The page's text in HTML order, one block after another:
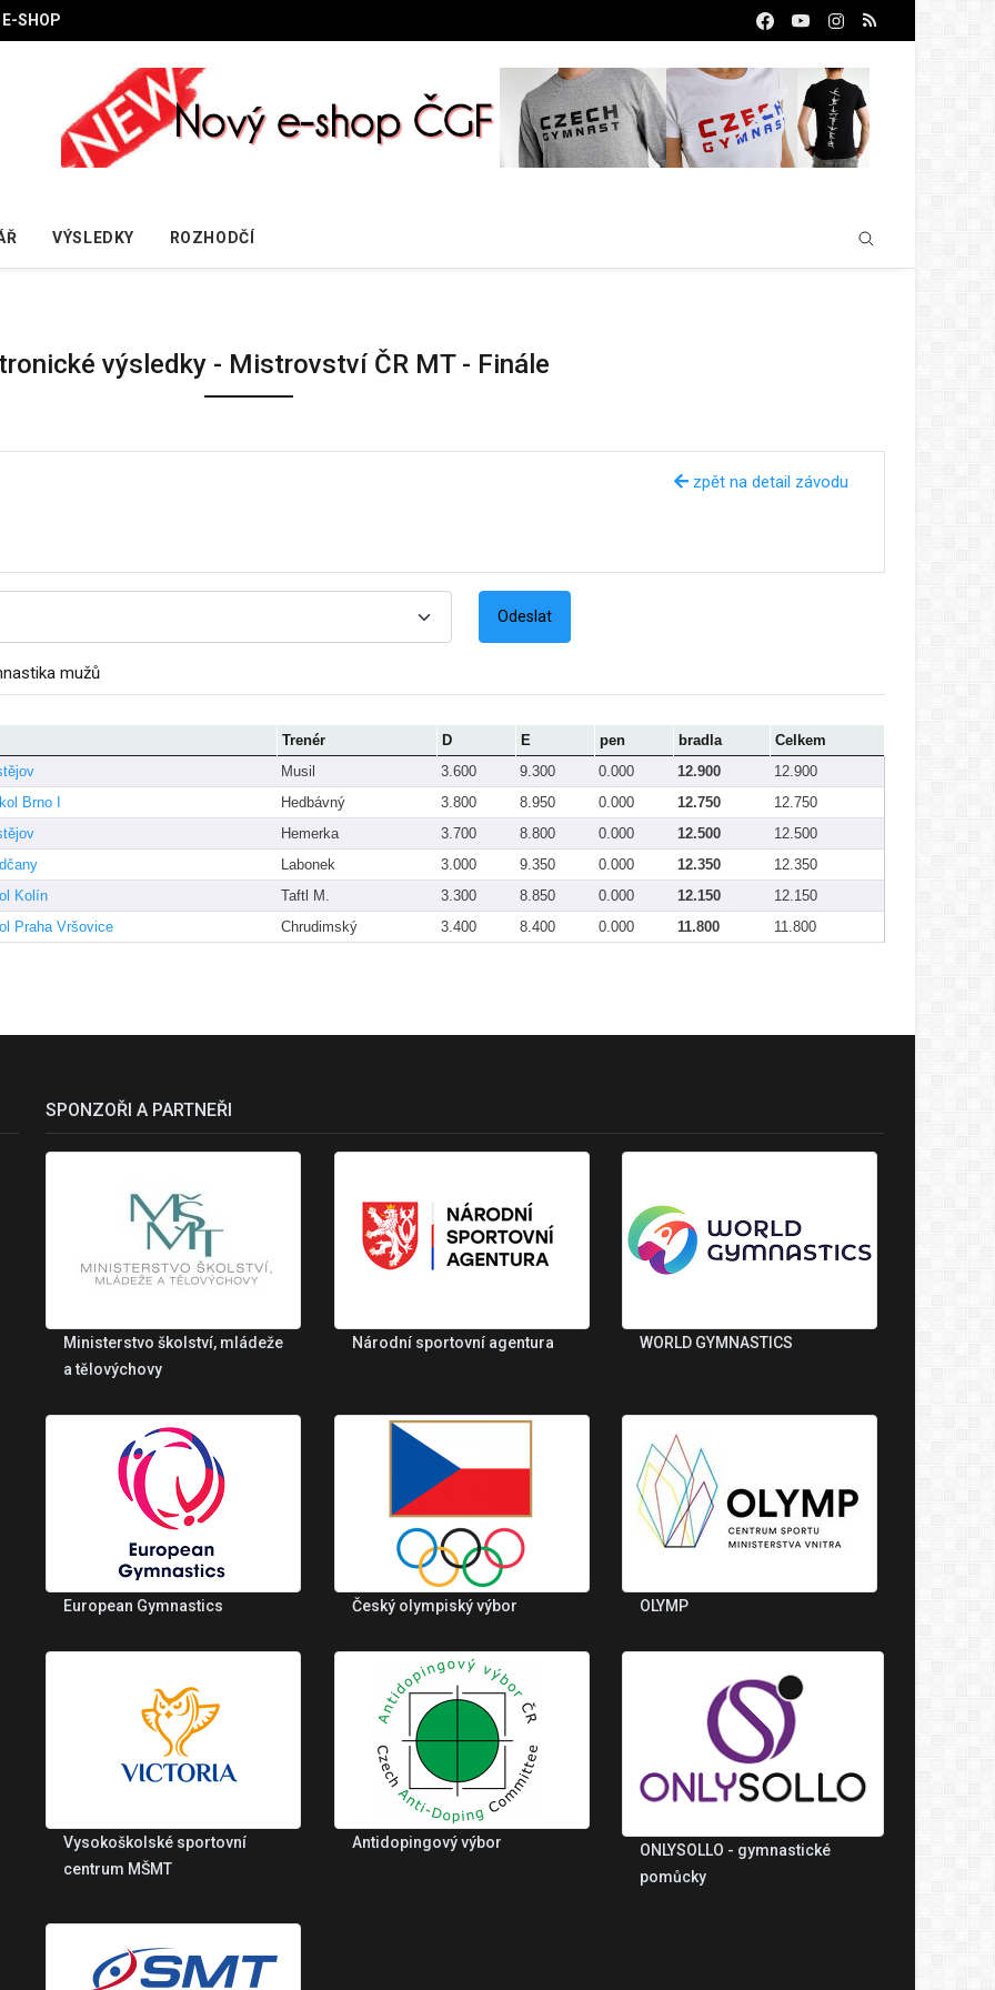
E-SHOP
VÝSLEDKY ROZHODČÍ
výsledky - Mistrovství ČR MT - Finále
zpět na detail závodu
mužů
Trenér D E pen bradla
Celkem
Musil 3.600 9.300 0.000 12.900
12.900
Brno I
Hedbávný 3.800 8.950 0.000 12.750
12.750
Hemerka 3.700 8.800 0.000 12.500
12.500
Labonek 3.000 9.350 0.000 12.350
12.350
Kolín
Taftl M. 3.300 8.850 0.000 12.150
12.150
Praha Vršovice
Chrudimský 3.400 8.400 0.000 11.800 11.800
SPONZOŘI A PARTNEŘI
Ministerstvo školství, mládeže
a tělovýchovy
Národní sportovní agentura WORLD GYMNASTICS
European Gymnastics Český olympiský výbor OLYMP
Vysokoškolské sportovní
centrum MŠMT
Antidopingový výbor
ONLYSOLLO - gymnastické
pomůcky